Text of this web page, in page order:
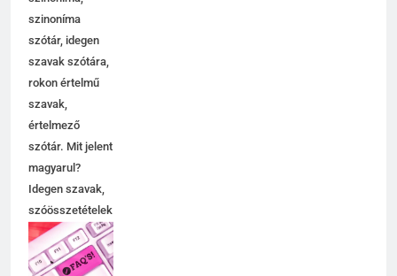
szinoníma,
szinoníma
szótár, idegen
szavak szótára,
rokon értelmű
szavak,
értelmező
szótár. Mit jelent
magyarul?
Idegen szavak,
szóösszetételek
jelentése,
magyarázata,